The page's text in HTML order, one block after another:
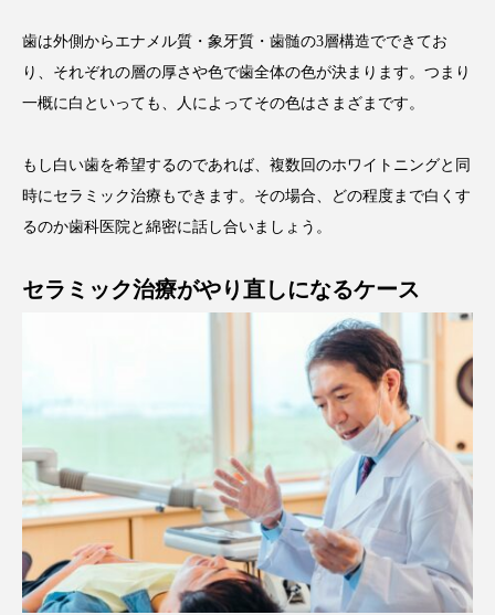
歯は外側からエナメル質・象牙質・歯髄の3層構造でできてお
り、それぞれの層の厚さや色で歯全体の色が決まります。つまり
一概に白といっても、人によってその色はさまざまです。
もし白い歯を希望するのであれば、複数回のホワイトニングと同
時にセラミック治療もできます。その場合、どの程度まで白くす
るのか歯科医院と綿密に話し合いましょう。
セラミック治療がやり直しになるケース